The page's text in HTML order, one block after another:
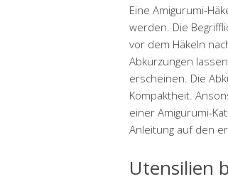
Eine Amigurumi-
werden. Die
vor dem Häkeln
Abkürzungen
erscheinen. Die
Kompaktheit.
einer Amigurumi-
Anleitung auf den
Utensilien